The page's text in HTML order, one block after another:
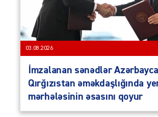
03.08.2026
İmzalanan sənədlər
Qırğızıstan əməkdaşlığında
mərhələsinin əsasını qoyur